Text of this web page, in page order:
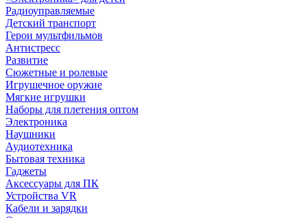
Радиоуправляемые
Детский транспорт
Герои мультфильмов
Антистресс
Развитие
Сюжетные и ролевые
Игрушечное оружие
Мягкие игрушки
Наборы для плетения оптом
Электроника
Наушники
Аудиотехника
Бытовая техника
Гаджеты
Аксессуары для ПК
Устройства VR
Кабели и зарядки